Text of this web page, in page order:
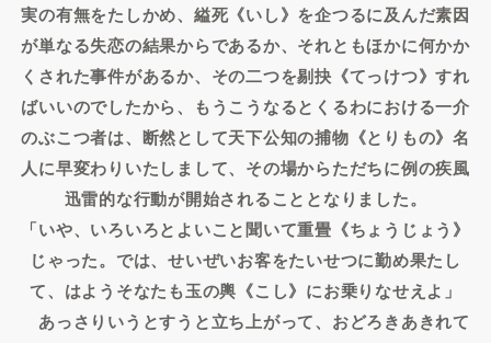
実の有無をたしかめ、縊死《いし》を企つるに及んだ素因
が単なる失恋の結果からであるか、それともほかに何かか
くされた事件があるか、その二つを剔抉《てっけつ》すれ
ばいいのでしたから、もうこうなるとくるわにおける一介
のぶこつ者は、断然として天下公知の捕物《とりもの》名
人に早変わりいたしまして、その場からただちに例の疾風
迅雷的な行動が開始されることとなりました。
「いや、いろいろとよいこと聞いて重畳《ちょうじょう》
じゃった。では、せいぜいお客をたいせつに勤め果たし
て、はようそなたも玉の輿《こし》にお乗りなせえよ」
あっさりいうとすうと立ち上がって、おどろきあきれて